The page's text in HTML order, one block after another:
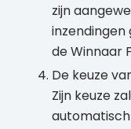
zijn
inzendingen
de Winnaar
De keuze
Zijn keuze